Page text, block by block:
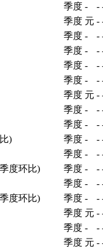
季度 - -
季度 元 -
季度 - -
季度 - -
季度 - -
季度 - -
季度 元 -
季度 - -
季度 - -
)
季度 - -
季度 - -
度环比)
季度 - -
季度 - -
度环比)
季度 - -
季度 元 -
季度 - -
季度 元 -